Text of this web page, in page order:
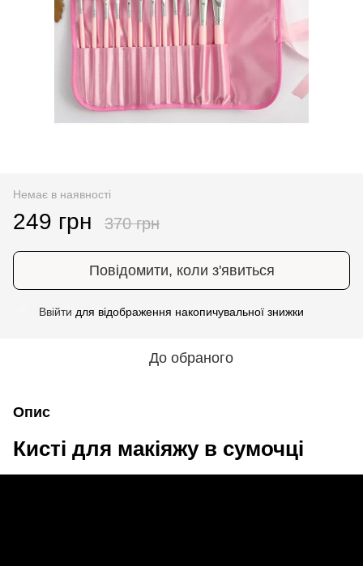
Немає в наявності
249 грн 370 грн
Повідомити, коли з'явиться
Ввійти для відображення накопичувальної знижки
До обраного
Опис
Кисті для макіяжу в сумочці